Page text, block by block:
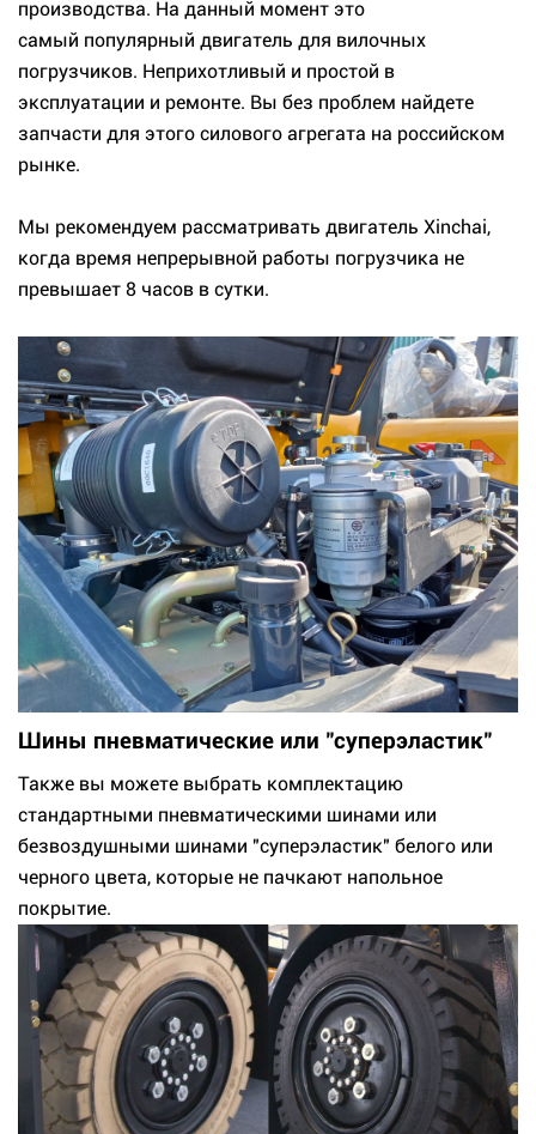
производства. На данный момент это
самый популярный двигатель для вилочных
погрузчиков. Неприхотливый и простой в
эксплуатации и ремонте. Вы без проблем найдете
запчасти для этого силового агрегата на российском
рынке.
Мы рекомендуем рассматривать двигатель Xinchai,
когда время непрерывной работы погрузчика не
превышает 8 часов в сутки.
Шины пневматические или "суперэластик"
Также вы можете выбрать комплектацию
стандартными пневматическими шинами или
безвоздушными шинами "суперэластик" белого или
черного цвета, которые не пачкают напольное
покрытие.